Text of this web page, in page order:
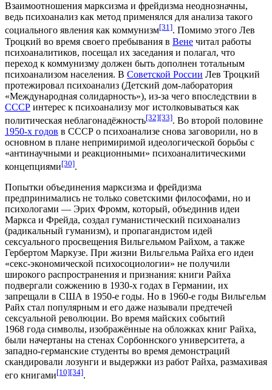
Взаимоотношения марксизма и фрейдизма неоднозначны,
ведь психоанализ как метод применялся для анализа такого
социального явления как коммунизм[31]. Помимо этого Лев
Троцкий во время своего пребывания в Вене читал работы
психоаналитиков, посещал их заседания и полагал, что
переход к коммунизму должен быть дополнен тотальным
психоанализом населения. В Советской России Лев Троцкий
протежировал психоанализ (Детский дом-лаборатория
«Международная солидарность»), из-за чего впоследствии в
СССР интерес к психоанализу мог истолковываться как
политическая неблагонадёжность[32][33]. Во второй половине
1950-х годов в СССР о психоанализе снова заговорили, но в
основном в плане непримиримой идеологической борьбы с
«антинаучными и реакционными» психоаналитическими
концепциями[30].
Попытки объединения марксизма и фрейдизма
предпринимались не только советскими философами, но и
психологами — Эрих Фромм, который, объединив идеи
Маркса и Фрейда, создал гуманистический психоанализ
(радикальный гуманизм), и пропагандистом идей
сексуального просвещения Вильгельмом Райхом, а также
Гербертом Маркузе. При жизни Вильгельма Райха его идеи
«секс-экономической психосоциологии» не получили
широкого распространения и признания: книги Райха
подвергали сожжению в 1930-х годах в Германии, их
запрещали в США в 1950-е годы. Но в 1960-е годы Вильгельм
Райх стал популярным и его даже называли предтечей
сексуальной революции. Во время майских событий
1968 года символы, изображённые на обложках книг Райха,
были начертаны на стенах Сорбоннского университета, а
западно-германские студенты во время демонстраций
скандировали лозунги и выдержки из работ Райха, размахивая
его книгами[10][34].